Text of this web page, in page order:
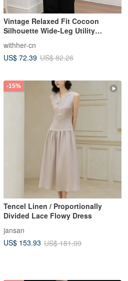
Vintage Relaxed Fit Cocoon
Silhouette Wide-Leg Utility
withher-cn
US$ 72.39 US$ 82.26
-15%
Tencel Linen / Proportionally
Divided Lace Flowy Dress
jansan
US$ 153.93 US$ 181.09